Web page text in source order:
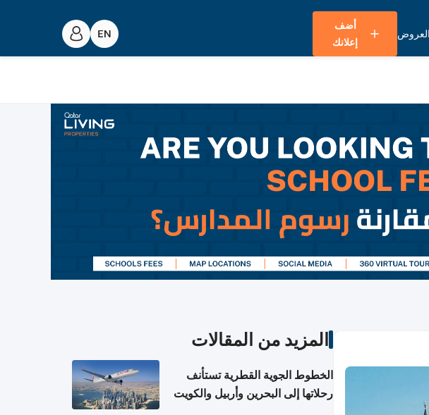
العروض
أضف
إعلانك
المزيد من المقالات
الخطوط الجوية القطرية تستأنف
رحلاتها إلى البحرين وأربيل والكويت